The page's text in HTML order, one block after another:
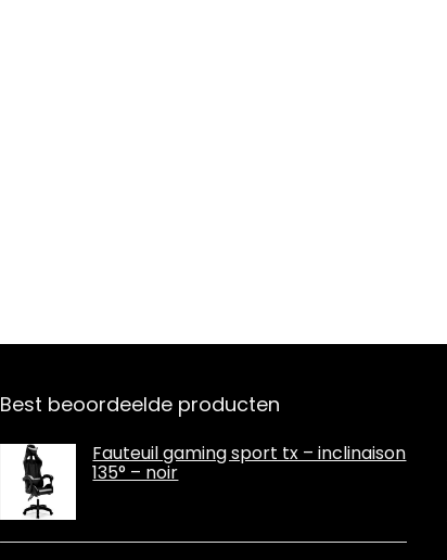
Best beoordeelde producten
Fauteuil gaming sport tx – inclinaison
135° – noir